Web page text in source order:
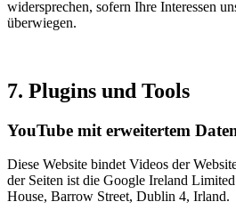
widersprechen, sofern Ihre Interessen
überwiegen.
7. Plugins und Tools
YouTube mit erweitertem
Diese Website bindet Videos der
der Seiten ist die Google Ireland
House, Barrow Street, Dublin 4, Irland.